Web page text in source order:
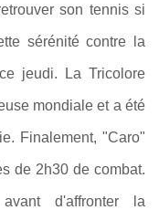
son tennis si
sérénitécontre la
jeudi. La Tricolore
mondiale et a été
Finalement, "Caro"
de 2h30 de combat.
d'affronter la